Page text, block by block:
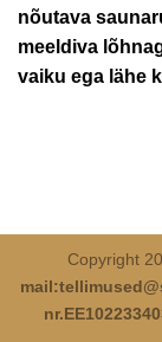
nõutava
meeldiva
vaiku ega lähe
Copyright